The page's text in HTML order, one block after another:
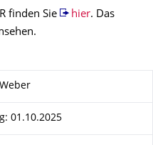
finden Sie hier. Das
01.10.2025